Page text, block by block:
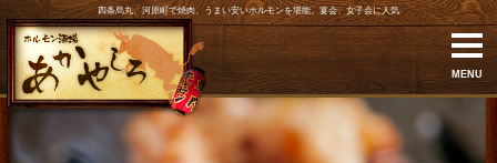
四条烏丸、河原町で焼肉、うまい安いホルモンを堪能。宴会、女子会に人気
MENU